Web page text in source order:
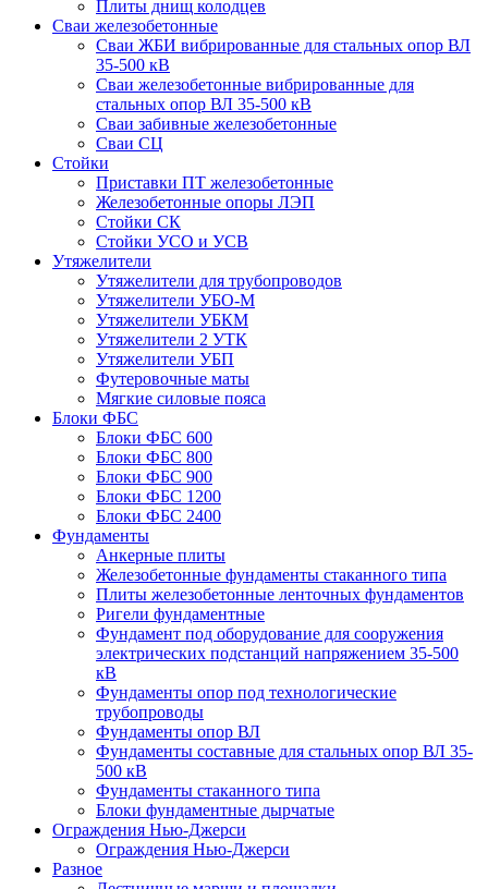
Плиты днищ колодцев
Сваи железобетонные
Сваи ЖБИ вибрированные для стальных опор ВЛ
35-500 кВ
Сваи железобетонные вибрированные для
стальных опор ВЛ 35-500 кВ
Сваи забивные железобетонные
Сваи СЦ
Стойки
Приставки ПТ железобетонные
Железобетонные опоры ЛЭП
Стойки СК
Стойки УСО и УСВ
Утяжелители
Утяжелители для трубопроводов
Утяжелители УБО-М
Утяжелители УБКМ
Утяжелители 2 УТК
Утяжелители УБП
Футеровочные маты
Мягкие силовые пояса
Блоки ФБС
Блоки ФБС 600
Блоки ФБС 800
Блоки ФБС 900
Блоки ФБС 1200
Блоки ФБС 2400
Фундаменты
Анкерные плиты
Железобетонные фундаменты стаканного типа
Плиты железобетонные ленточных фундаментов
Ригели фундаментные
Фундамент под оборудование для сооружения
электрических подстанций напряжением 35-500
кВ
Фундаменты опор под технологические
трубопроводы
Фундаменты опор ВЛ
Фундаменты составные для стальных опор ВЛ 35-
500 кВ
Фундаменты стаканного типа
Блоки фундаментные дырчатые
Ограждения Нью-Джерси
Ограждения Нью-Джерси
Разное